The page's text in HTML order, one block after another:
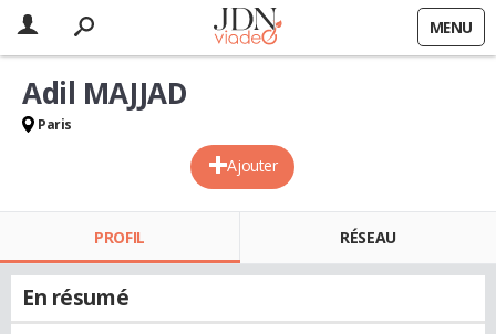
MENU
Ajouter
Adil MAJJAD
Paris
PROFIL RÉSEAU
En résumé